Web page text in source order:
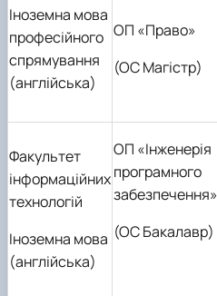
Іноземна мова
професійного
спрямування
(англійська)
ОП «Право»
(ОС Магістр)
Факультет
інформаційних
технологій
Іноземна мова
(англійська)
ОП «Інженерія
програмного
забезпечення»
(ОС Бакалавр)